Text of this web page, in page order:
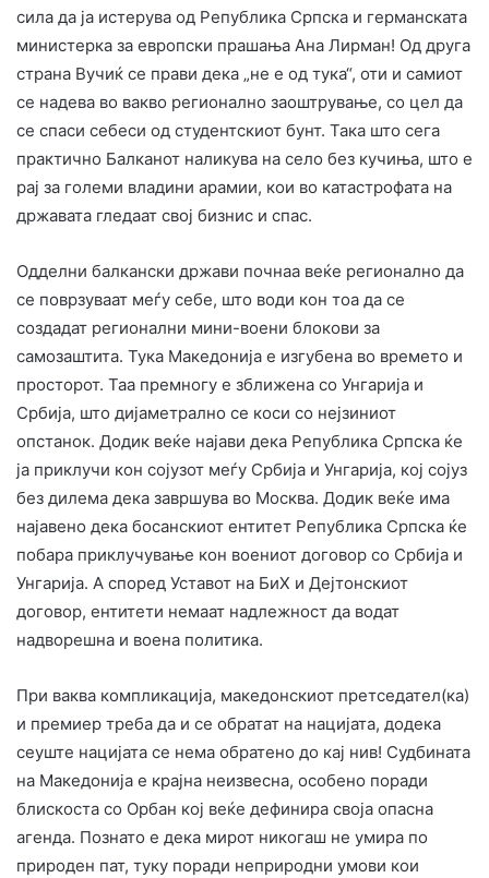
сила да ја истерува од Република Српска и германската
министерка за европски прашања Ана Лирман! Од друга
страна Вучиќ се прави дека „не е од тука“, оти и самиот
се надева во вакво регионално заоштрување, со цел да
се спаси себеси од студентскиот бунт. Така што сега
практично Балканот наликува на село без кучиња, што е
рај за големи владини арамии, кои во катастрофата на
државата гледаат свој бизнис и спас.
Одделни балкански држави почнаа веќе регионално да
се поврзуваат меѓу себе, што води кон тоа да се
создадат регионални мини-воени блокови за
самозаштита. Тука Македонија е изгубена во времето и
просторот. Таа премногу е зближена со Унгарија и
Србија, што дијаметрално се коси со нејзиниот
опстанок. Додик веќе најави дека Република Српска ќе
ја приклучи кон сојузот меѓу Србија и Унгарија, кој сојуз
без дилема дека завршува во Москва. Додик веќе има
најавено дека босанскиот ентитет Република Српска ќе
побара приклучување кон воениот договор со Србија и
Унгарија. A cпоред Уставот на БиХ и Дејтонскиот
договор, ентитети немаат надлежност да водат
надворешна и воена политика.
При ваква компликација, македонскиот претседател(ка)
и премиер треба да и се обратат на нацијата, додека
сеуште нацијата се нема обратено до кај нив! Судбината
на Македонија е крајна неизвесна, особено поради
блискоста со Орбан кој веќе дефинира своја опасна
агенда. Познато е дека мирот никогаш не умира по
природен пат, туку поради неприродни умови кои